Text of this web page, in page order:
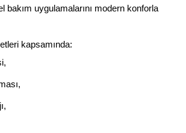
bakım uygulamalarını modern konforla
kapsamında: